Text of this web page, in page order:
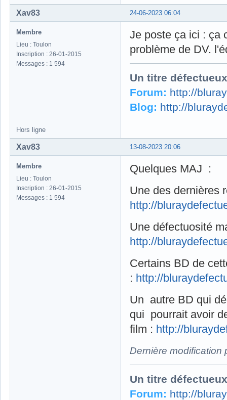
24-06-2023 06:04
Xav83
Membre
Lieu : Toulon
Inscription : 26-01-2015
Messages : 1 594
Je poste ça ici : ça
problème de DV.
Un titre
Forum: http://
Blog: http://
Hors ligne
13-08-2023 20:06
Xav83
Membre
Lieu : Toulon
Inscription : 26-01-2015
Messages : 1 594
Quelques MAJ :
Une des dernières
http://
Une défectuosité
http://
Certains BD de
: http://
Un autre BD qui
qui pourrait avoir
film : http://
Dernière modification
Un titre
Forum: http://